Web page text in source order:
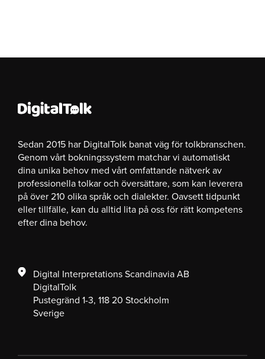
Sedan 2015 har DigitalTolk banat väg för tolkbranschen.
Genom vårt bokningssystem matchar vi automatiskt
dina unika behov med vårt omfattande nätverk av
professionella tolkar och översättare, som kan leverera
på över 210 olika språk och dialekter. Oavsett tidpunkt
eller tillfälle, kan du alltid lita på oss för rätt kompetens
efter dina behov.
Digital Interpretations Scandinavia AB
DigitalTolk
Pustegränd 1-3, 118 20 Stockholm
Sverige